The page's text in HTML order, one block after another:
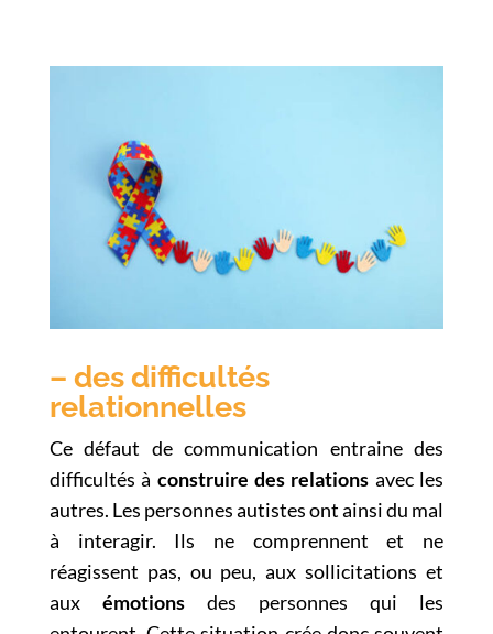
– des difficultés
relationnelles
Ce défaut de communication entraine des
difficultés à construire des relations avec les
autres. Les personnes autistes ont ainsi du mal
à interagir. Ils ne comprennent et ne
réagissent pas, ou peu, aux sollicitations et
aux
émotions
des personnes qui les